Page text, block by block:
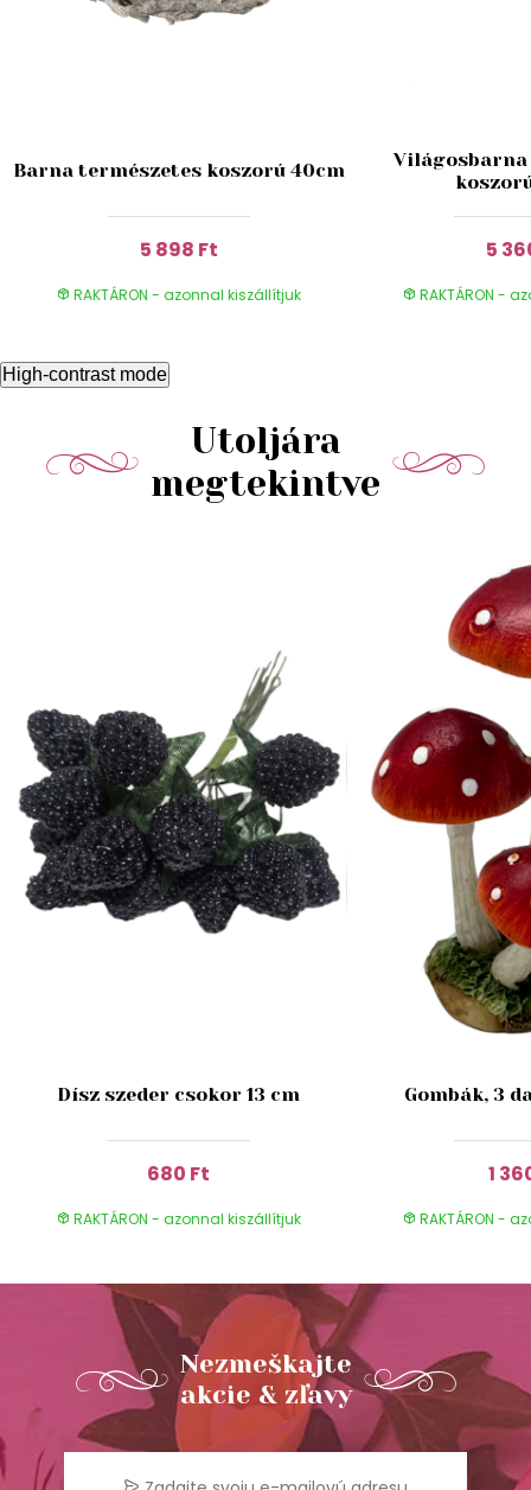
Barna természetes koszorú 40cm
5 898 Ft
RAKTÁRON - azonnal kiszállítjuk
5
RAKTÁRON -
High-contrast mode
Utoljára
megtekintve
Dísz szeder csokor 13 cm
680 Ft
RAKTÁRON - azonnal kiszállítjuk
Gombák, 3
1
RAKTÁRON -
Nezmeškajte
akcie & zľavy